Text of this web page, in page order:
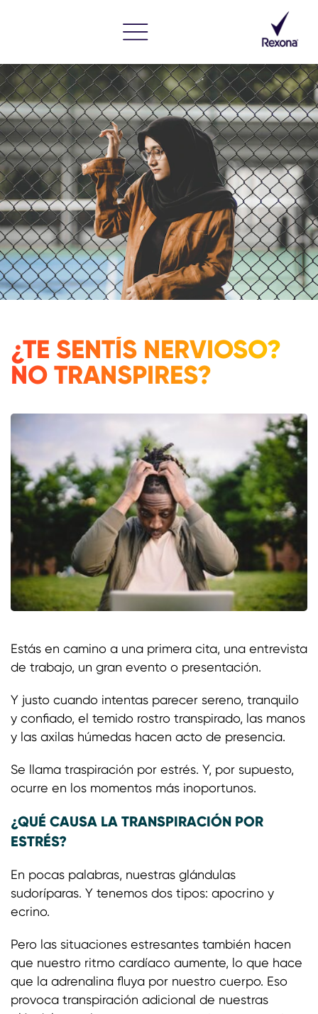
¿TE SENTÍS NERVIOSO?
NO TRANSPIRES?
Estás en camino a una primera cita, una entrevista
de trabajo, un gran evento o presentación.
Y justo cuando intentas parecer sereno, tranquilo
y confiado, el temido rostro transpirado, las manos
y las axilas húmedas hacen acto de presencia.
Se llama traspiración por estrés. Y, por supuesto,
ocurre en los momentos más inoportunos.
¿QUÉ CAUSA LA TRANSPIRACIÓN POR
ESTRÉS?
En pocas palabras, nuestras glándulas
sudoríparas. Y tenemos dos tipos: apocrino y
ecrino.
Pero las situaciones estresantes también hacen
que nuestro ritmo cardíaco aumente, lo que hace
que la adrenalina fluya por nuestro cuerpo. Eso
provoca transpiración adicional de nuestras